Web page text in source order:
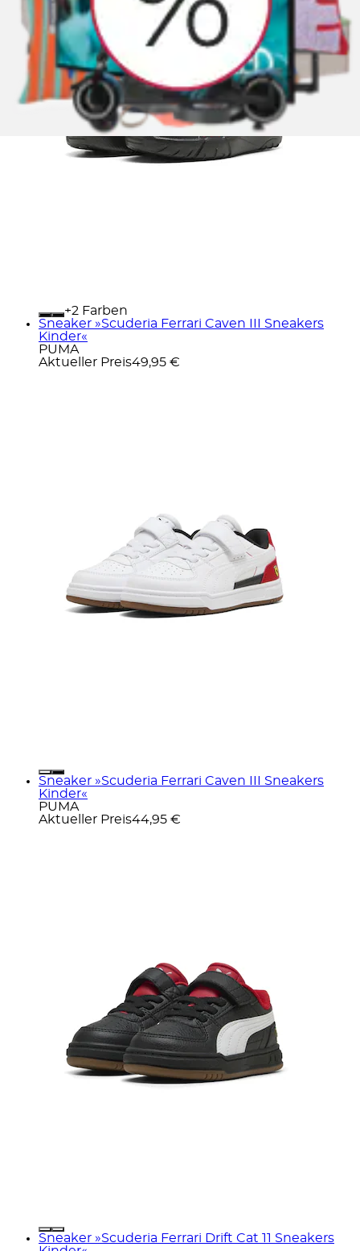
+
Farben
Sneaker »Scuderia Ferrari Caven III Sneakers
Kinder«
PUMA
Aktueller Preis49,95 €
Sneaker »Scuderia Ferrari Caven III Sneakers
Kinder«
PUMA
Aktueller Preis44,95 €
Sneaker »Scuderia Ferrari Drift Cat 11 Sneakers